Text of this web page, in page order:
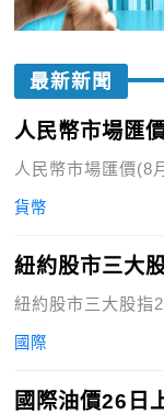
最新新聞
人民幣市場匯
人民幣市場匯價(8
貨幣
紐約股市三大
紐約股市三大股指
國際
國際油價26日